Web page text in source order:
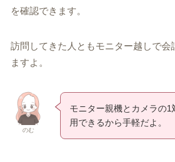
を確認できます。
訪問してきた人ともモニター越しで会
ますよ。
のむ
モニター親機とカメラの1
用できるから手軽だよ。